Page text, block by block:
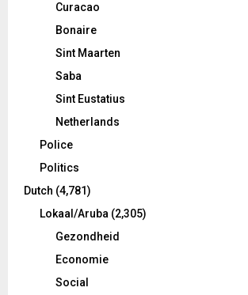
Curacao
Bonaire
Sint Maarten
Saba
Sint Eustatius
Netherlands
Police
Politics
Dutch (4,781)
Lokaal/Aruba (2,305)
Gezondheid
Economie
Social